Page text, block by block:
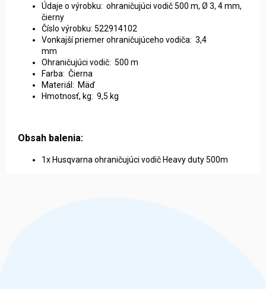
Údaje o výrobku: ohraničujúci vodič 500 m, Ø 3, 4 mm,
čierny
Číslo výrobku: 522914102
Vonkajší priemer ohraničujúceho vodiča: 3,4
mm
Ohraničujúci vodič: 500 m
Farba: Čierna
Materiál: Mäď
Hmotnosť, kg: 9,5 kg
Obsah balenia:
1x Husqvarna ohraničujúci vodič Heavy duty 500m